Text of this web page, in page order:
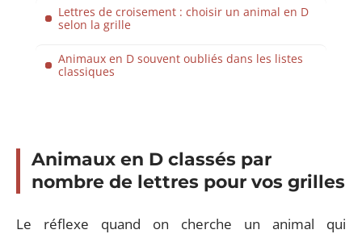
Lettres de croisement : choisir un animal en D
selon la grille
Animaux en D souvent oubliés dans les listes
classiques
Animaux en D classés par
nombre de lettres pour vos grilles
Le réflexe quand on cherche un animal qui